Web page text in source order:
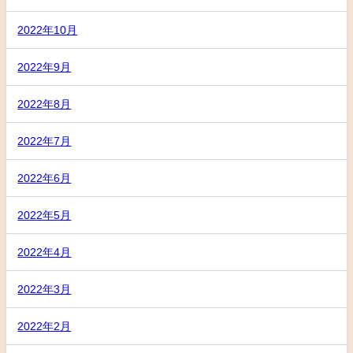
2022年10月
2022年9月
2022年8月
2022年7月
2022年6月
2022年5月
2022年4月
2022年3月
2022年2月